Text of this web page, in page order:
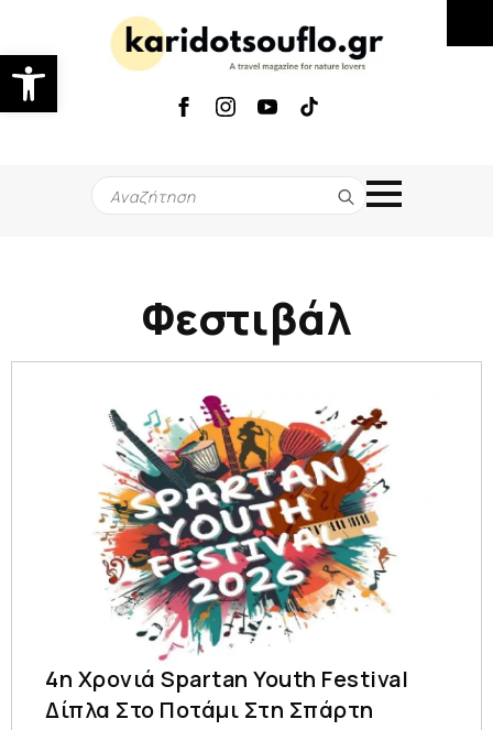
Ανοίξτε τη γραμμή εργαλείων
Search
for:
Φεστιβάλ
4η Χρονιά Spartan Youth Festival
Δίπλα Στο Ποτάμι Στη Σπάρτη